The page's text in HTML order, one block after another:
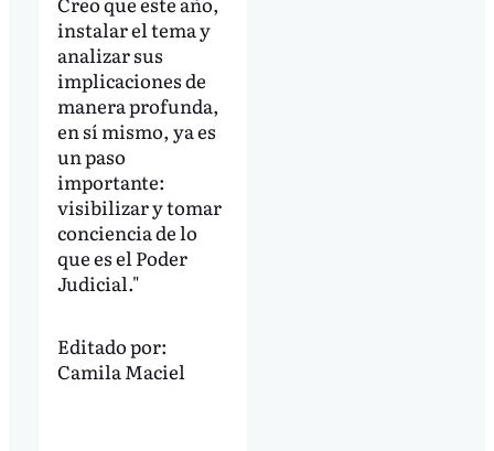
instalar el tema y
analizar sus
implicaciones de
manera profunda,
en sí mismo, ya es
un paso
importante:
visibilizar y tomar
conciencia de lo
que es el Poder
Judicial."
Editado por:
Camila Maciel